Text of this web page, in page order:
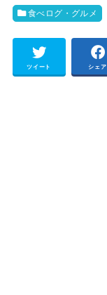
食べログ・グルメ
ツイート シェア